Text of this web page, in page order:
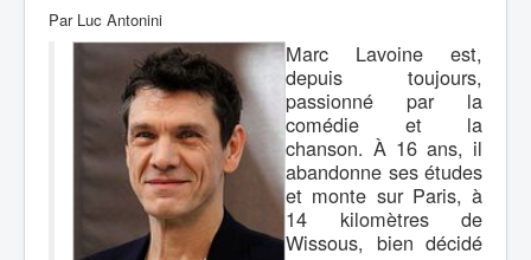
Par Luc Antonini
Marc Lavoine est,
depuis toujours,
passionné par la
comédie et la
chanson. À 16 ans, il
abandonne ses études
et monte sur Paris, à
14 kilomètres de
Wissous, bien décidé